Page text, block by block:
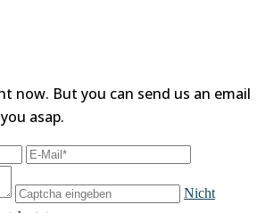
now. But you can send us an email
asap.
Nicht